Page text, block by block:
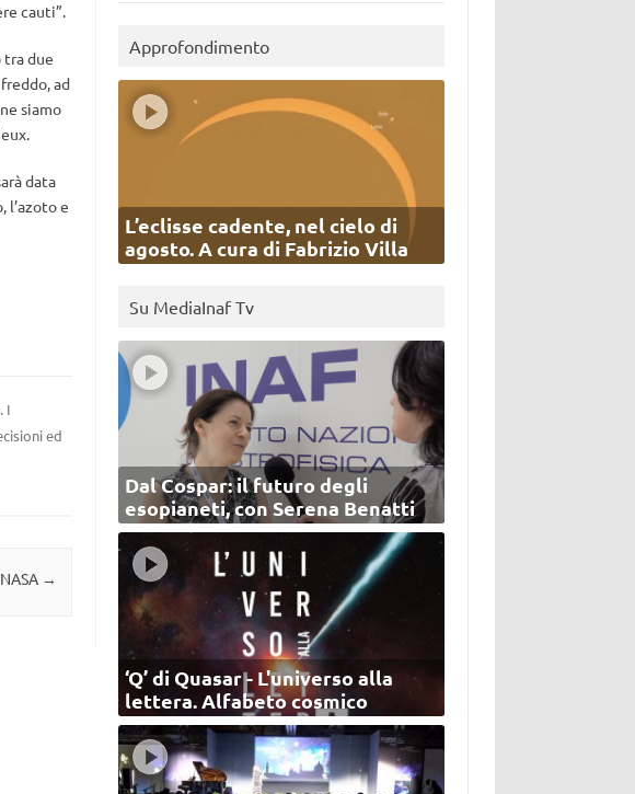
cauti”.
tra due
ad
siamo
data
l’azoto e
. I
ed
→
Approfondimento
L’eclisse cadente, nel cielo di
agosto. A cura di Fabrizio Villa
Su MediaInaf Tv
Dal Cospar: il futuro degli
esopianeti, con Serena Benatti
‘Q’ di Quasar - L'universo alla
lettera. Alfabeto cosmico